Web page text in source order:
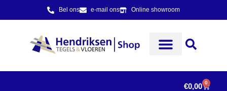
Bel ons e-mail ons Online showroom
€0,00 0